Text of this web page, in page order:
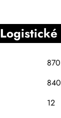
840
12